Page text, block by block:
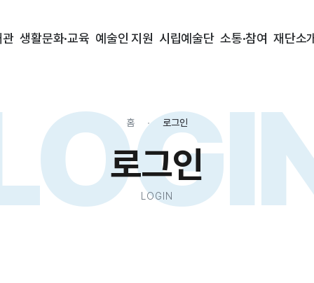
관 생활문화·교육 예술인 지원 시립예술단 소통·참여 재단소
홈 로그인
로그인
LOGIN